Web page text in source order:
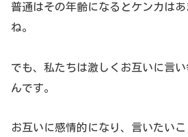
普通はその年齢になるとケンカは
ね。
でも、私たちは激しくお互いに言
んです。
お互いに感情的になり、言いたい